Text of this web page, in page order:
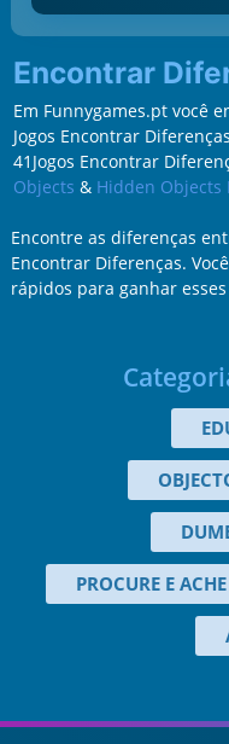
Encontrar
Em Funnygames.pt você
Jogos Encontrar
41Jogos Encontrar
Objects & Hidden Objects
Encontre as diferenças
Encontrar Diferenças.
rápidos para ganhar esses
PROCURE E ACHE